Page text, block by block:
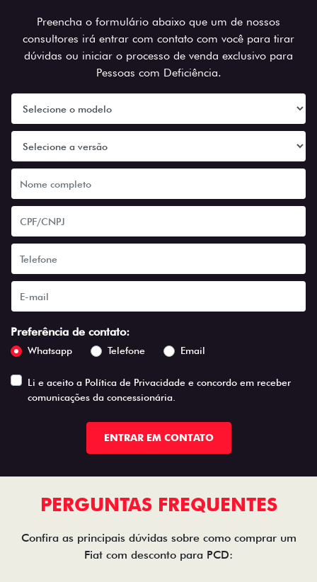
Preencha o formulário abaixo que um de nossos
consultores irá entrar com contato com você para tirar
dúvidas ou iniciar o processo de venda exclusivo para
Pessoas com Deficiência.
Preferência de contato:
Whatsapp Telefone Email
Li e aceito a Política de Privacidade e concordo em receber
comunicações da concessionária.
ENTRAR EM CONTATO
PERGUNTAS FREQUENTES
Confira as principais dúvidas sobre como comprar um
Fiat com desconto para PCD: